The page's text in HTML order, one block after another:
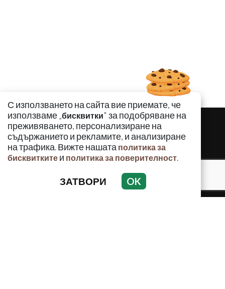
С използването на сайта вие приемате, че
използваме „бисквитки" за подобряване на
преживяването, персонализиране на
съдържанието и рекламите, и анализиране
на трафика. Вижте нашата политика за
бисквитките и политика за поверителност.
ЗАТВОРИ OK